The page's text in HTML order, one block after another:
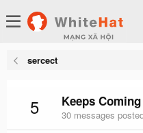
sercect
5 Keeps
30 messages